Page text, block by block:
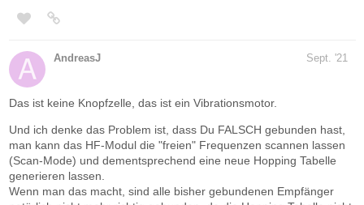
AndreasJ Sept. '21
Das ist keine Knopfzelle, das ist ein Vibrationsmotor.
Und ich denke das Problem ist, dass Du FALSCH gebunden hast,
man kann das HF-Modul die "freien" Frequenzen scannen lassen
(Scan-Mode) und dementsprechend eine neue Hopping Tabelle
generieren lassen.
Wenn man das macht, sind alle bisher gebundenen Empfänger